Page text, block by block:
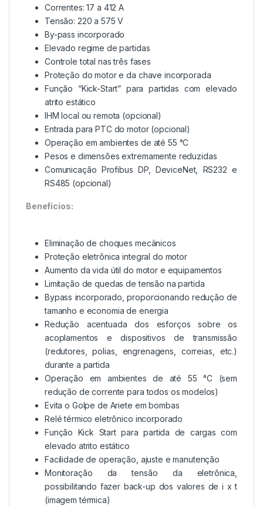
Correntes: 17 a 412 A
Tensão: 220 a 575 V
By-pass incorporado
Elevado regime de partidas
Controle total nas três fases
Proteção do motor e da chave incorporada
Função “Kick-Start” para partidas com elevado
atrito estático
IHM local ou remota (opcional)
Entrada para PTC do motor (opcional)
Operação em ambientes de até 55 °C
Pesos e dimensões extremamente reduzidas
Comunicação Profibus DP, DeviceNet, RS232 e
RS485 (opcional)
Benefícios:
Eliminação de choques mecânicos
Proteção eletrônica integral do motor
Aumento da vida útil do motor e equipamentos
Limitação de quedas de tensão na partida
Bypass incorporado, proporcionando redução de
tamanho e economia de energia
Redução acentuada dos esforços sobre os
acoplamentos e dispositivos de transmissão
(redutores, polias, engrenagens, correias, etc.)
durante a partida
Operação em ambientes de até 55 °C (sem
redução de corrente para todos os modelos)
Evita o Golpe de Ariete em bombas
Relé térmico eletrônico incorporado
Função Kick Start para partida de cargas com
elevado atrito estático
Facilidade de operação, ajuste e manutenção
Monitoração da tensão da eletrônica,
possibilitando fazer back-up dos valores de i x t
(imagem térmica)